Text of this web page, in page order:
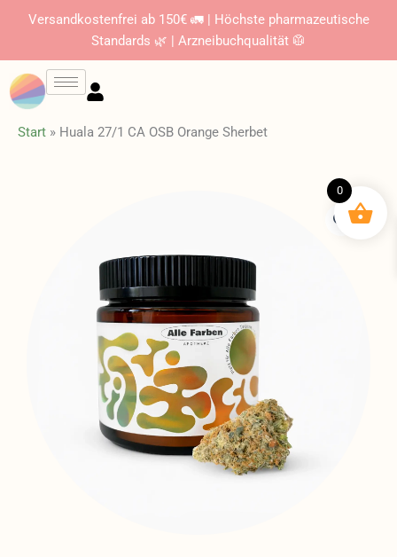
Versandkostenfrei ab 150€ 🚛 | Höchste pharmazeutische
Standards 🌿 | Arzneibuchqualität 🥼
Start » Huala 27/1 CA OSB Orange Sherbet
0